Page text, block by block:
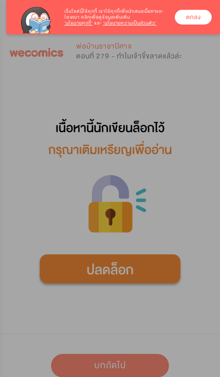
พ่อบ้านราชาปีศาจ
ตอนที่ 279 - ทำไมเจ้าขี้ขลาดแล้วล่ะ
บทถัดไป
เว็บไซต์นี้ใช้คุกกี้ เราใช้คุกกี้เพื่อนำเสนอเนื้อหาและ
โฆษณา คลิกเพื่อดูข้อมูลเพิ่มเติม
‘นโยบายคุกกี้’ และ ‘นโยบายความเป็นส่วนตัว’
ตกลง